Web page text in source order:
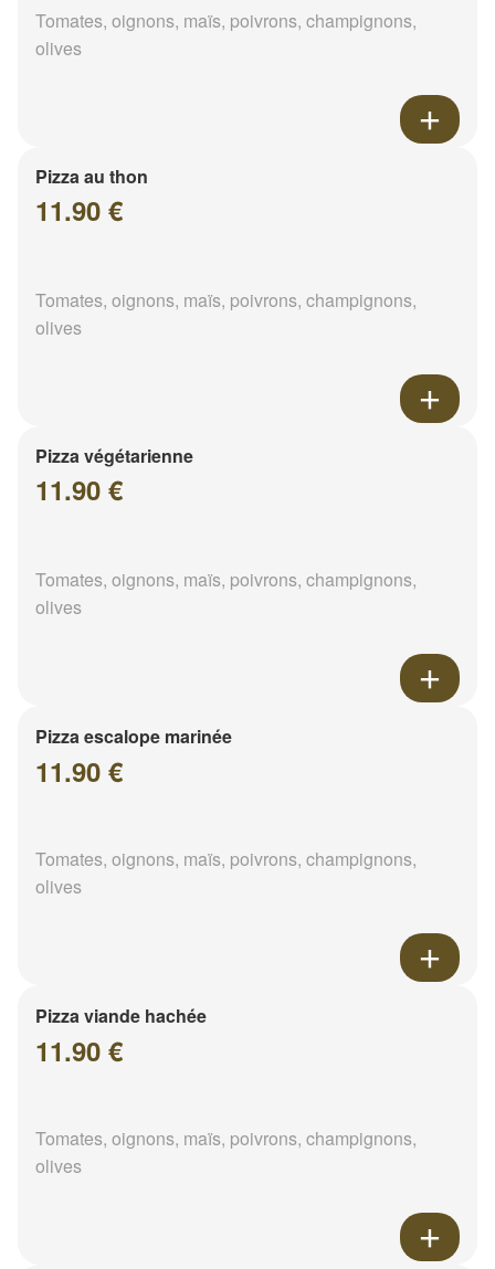
Tomates, oignons, maïs, poivrons, champignons,
olives
Pizza au thon
11.90 €
Tomates, oignons, maïs, poivrons, champignons,
olives
Pizza végétarienne
11.90 €
Tomates, oignons, maïs, poivrons, champignons,
olives
Pizza escalope marinée
11.90 €
Tomates, oignons, maïs, poivrons, champignons,
olives
Pizza viande hachée
11.90 €
Tomates, oignons, maïs, poivrons, champignons,
olives